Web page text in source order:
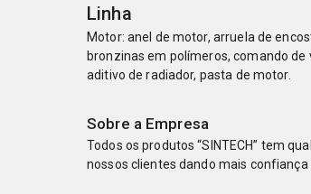
Linha
Motor: anel de motor, arruela de
bronzinas em polímeros, comando de
aditivo de radiador, pasta de motor.
Sobre a Empresa
Todos os produtos “SINTECH” tem
nossos clientes dando mais